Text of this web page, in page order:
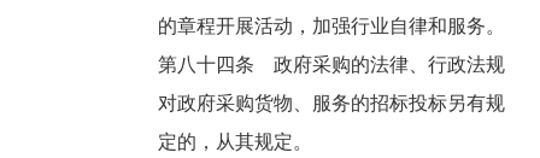
的章程开展活动，加强行业自律和服务。
第八十四条 政府采购的法律、行政法规
对政府采购货物、服务的招标投标另有规
定的，从其规定。